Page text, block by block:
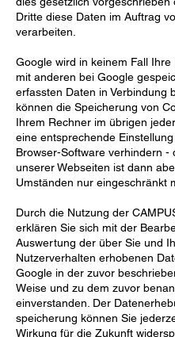
Dritte diese Daten im Auftrag
verarbeiten.
Google wird in keinem Fall Ihre
mit anderen bei Google
erfassten Daten in Verbindung
können die Speicherung von
Ihrem Rechner im übrigen
eine entsprechende
Browser-Software verhindern -
unserer Webseiten ist dann
Umständen nur eingeschränkt
Durch die Nutzung der
erklären Sie sich mit der
Auswertung der über Sie und
Nutzerverhalten erhobenen
Google in der zuvor
Weise und zu dem zuvor
einverstanden. Der
speicherung können Sie
Wirkung für die Zukunft